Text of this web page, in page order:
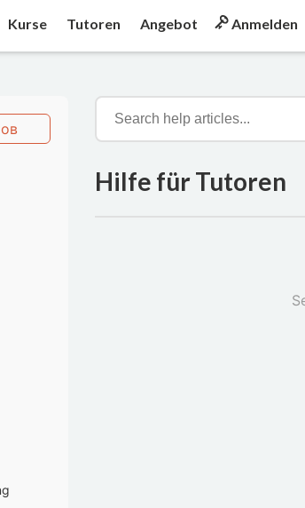
Kurse Tutoren Angebot Anmelden
Hilfe für Tutoren